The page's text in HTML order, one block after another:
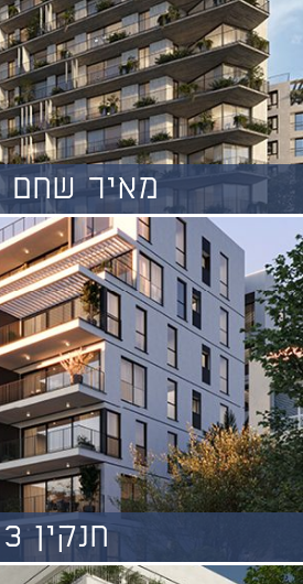
מאיר שחם 1/3
חנקין 3